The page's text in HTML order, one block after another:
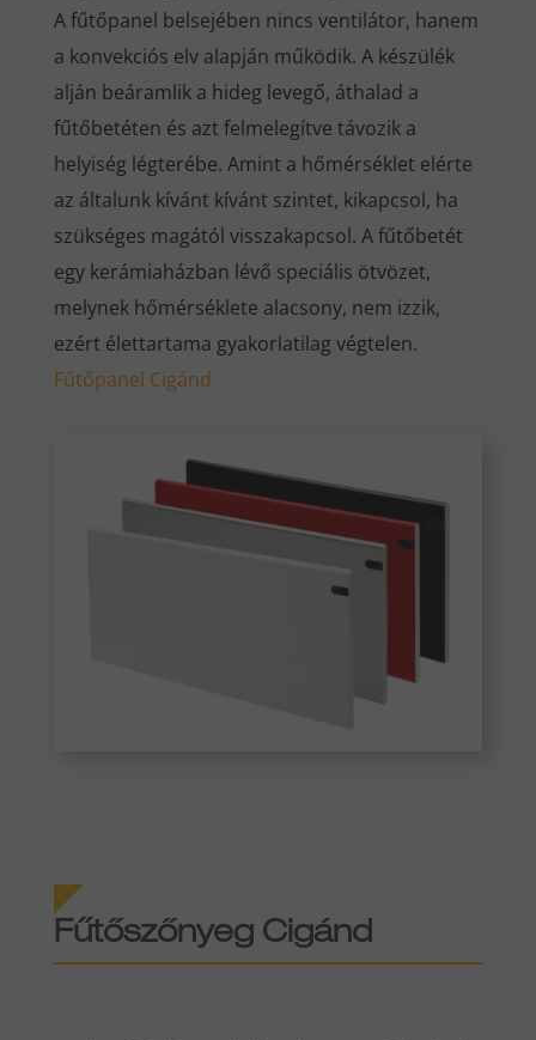
A fűtőpanel belsejében nincs ventilátor, hanem
a konvekciós elv alapján működik. A készülék
alján beáramlik a hideg levegő, áthalad a
fűtőbetéten és azt felmelegítve távozik a
helyiség légterébe. Amint a hőmérséklet elérte
az általunk kívánt kívánt szintet, kikapcsol, ha
szükséges magától visszakapcsol. A fűtőbetét
egy kerámiaházban lévő speciális ötvözet,
melynek hőmérséklete alacsony, nem izzik,
ezért élettartama gyakorlatilag végtelen.
Fűtőpanel Cigánd
Fűtőszőnyeg Cigánd